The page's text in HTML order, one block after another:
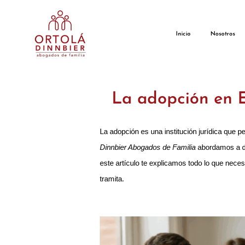
Inicio Nosotros
La adopción en
La adopción es una institución jurídica que
Dinnbier Abogados de Familiaabordamos a
este artículo te explicamos todo lo que
tramita.